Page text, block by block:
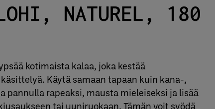
NATUREL, 180
kotimaista kalaa, joka kestää
Käytä samaan tapaan kuin kana-,
pannulla rapeaksi, mausta mieleiseksi ja lisää
tai uuniruokaan. Tämän voit syödä